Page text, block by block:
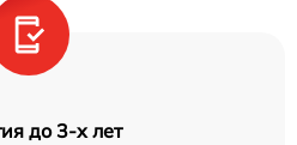
до 3-х лет